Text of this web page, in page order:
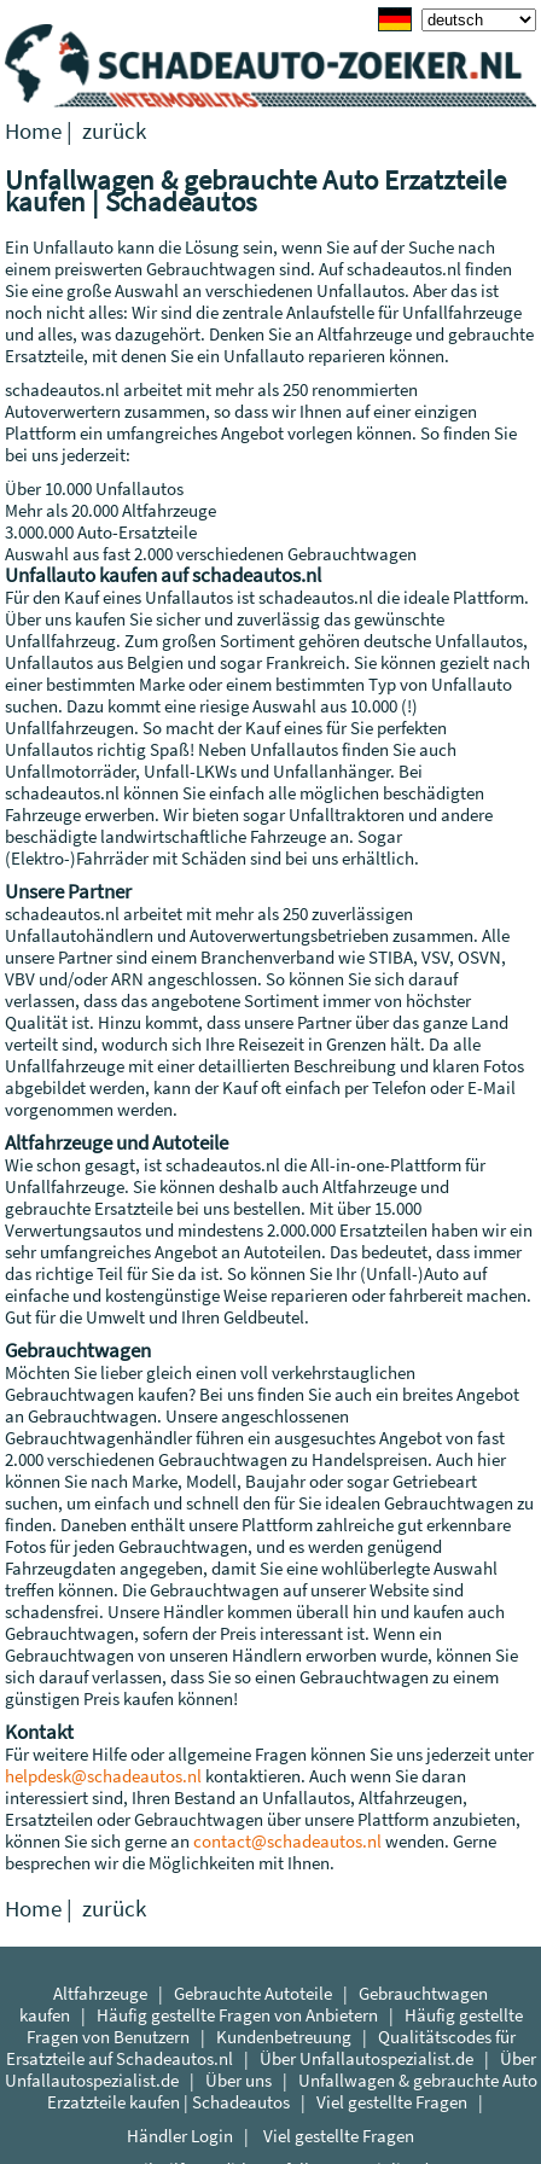
Home |zurück
Unfallwagen & gebrauchte Auto Erzatzteile
kaufen | Schadeautos
Ein Unfallauto kann die Lösung sein, wenn Sie auf der Suche nach
einem preiswerten Gebrauchtwagen sind. Auf schadeautos.nl finden
Sie eine große Auswahl an verschiedenen Unfallautos. Aber das ist
noch nicht alles: Wir sind die zentrale Anlaufstelle für Unfallfahrzeuge
und alles, was dazugehört. Denken Sie an Altfahrzeuge und gebrauchte
Ersatzteile, mit denen Sie ein Unfallauto reparieren können.
schadeautos.nl arbeitet mit mehr als 250 renommierten
Autoverwertern zusammen, so dass wir Ihnen auf einer einzigen
Plattform ein umfangreiches Angebot vorlegen können. So finden Sie
bei uns jederzeit:
Über 10.000 Unfallautos
Mehr als 20.000 Altfahrzeuge
3.000.000 Auto-Ersatzteile
Auswahl aus fast 2.000 verschiedenen Gebrauchtwagen
Unfallauto kaufen auf schadeautos.nl
Für den Kauf eines Unfallautos ist schadeautos.nl die ideale Plattform.
Über uns kaufen Sie sicher und zuverlässig das gewünschte
Unfallfahrzeug. Zum großen Sortiment gehören deutsche Unfallautos,
Unfallautos aus Belgien und sogar Frankreich. Sie können gezielt nach
einer bestimmten Marke oder einem bestimmten Typ von Unfallauto
suchen. Dazu kommt eine riesige Auswahl aus 10.000 (!)
Unfallfahrzeugen. So macht der Kauf eines für Sie perfekten
Unfallautos richtig Spaß! Neben Unfallautos finden Sie auch
Unfallmotorräder, Unfall-LKWs und Unfallanhänger. Bei
schadeautos.nl können Sie einfach alle möglichen beschädigten
Fahrzeuge erwerben. Wir bieten sogar Unfalltraktoren und andere
beschädigte landwirtschaftliche Fahrzeuge an. Sogar
(Elektro-)Fahrräder mit Schäden sind bei uns erhältlich.
Unsere Partner
schadeautos.nl arbeitet mit mehr als 250 zuverlässigen
Unfallautohändlern und Autoverwertungsbetrieben zusammen. Alle
unsere Partner sind einem Branchenverband wie STIBA, VSV, OSVN,
VBV und/oder ARN angeschlossen. So können Sie sich darauf
verlassen, dass das angebotene Sortiment immer von höchster
Qualität ist. Hinzu kommt, dass unsere Partner über das ganze Land
verteilt sind, wodurch sich Ihre Reisezeit in Grenzen hält. Da alle
Unfallfahrzeuge mit einer detaillierten Beschreibung und klaren Fotos
abgebildet werden, kann der Kauf oft einfach per Telefon oder E-Mail
vorgenommen werden.
Altfahrzeuge und Autoteile
Wie schon gesagt, ist schadeautos.nl die All-in-one-Plattform für
Unfallfahrzeuge. Sie können deshalb auch Altfahrzeuge und
gebrauchte Ersatzteile bei uns bestellen. Mit über 15.000
Verwertungsautos und mindestens 2.000.000 Ersatzteilen haben wir ein
sehr umfangreiches Angebot an Autoteilen. Das bedeutet, dass immer
das richtige Teil für Sie da ist. So können Sie Ihr (Unfall-)Auto auf
einfache und kostengünstige Weise reparieren oder fahrbereit machen.
Gut für die Umwelt und Ihren Geldbeutel.
Gebrauchtwagen
Möchten Sie lieber gleich einen voll verkehrstauglichen
Gebrauchtwagen kaufen? Bei uns finden Sie auch ein breites Angebot
an Gebrauchtwagen. Unsere angeschlossenen
Gebrauchtwagenhändler führen ein ausgesuchtes Angebot von fast
2.000 verschiedenen Gebrauchtwagen zu Handelspreisen. Auch hier
können Sie nach Marke, Modell, Baujahr oder sogar Getriebeart
suchen, um einfach und schnell den für Sie idealen Gebrauchtwagen zu
finden. Daneben enthält unsere Plattform zahlreiche gut erkennbare
Fotos für jeden Gebrauchtwagen, und es werden genügend
Fahrzeugdaten angegeben, damit Sie eine wohlüberlegte Auswahl
treffen können. Die Gebrauchtwagen auf unserer Website sind
schadensfrei. Unsere Händler kommen überall hin und kaufen auch
Gebrauchtwagen, sofern der Preis interessant ist. Wenn ein
Gebrauchtwagen von unseren Händlern erworben wurde, können Sie
sich darauf verlassen, dass Sie so einen Gebrauchtwagen zu einem
günstigen Preis kaufen können!
Kontakt
Für weitere Hilfe oder allgemeine Fragen können Sie uns jederzeit unter
helpdesk@schadeautos.nl kontaktieren. Auch wenn Sie daran
interessiert sind, Ihren Bestand an Unfallautos, Altfahrzeugen,
Ersatzteilen oder Gebrauchtwagen über unsere Plattform anzubieten,
können Sie sich gerne ancontact@schadeautos.nlwenden. Gerne
besprechen wir die Möglichkeiten mit Ihnen.
Home |zurück
Altfahrzeuge | Gebrauchte Autoteile | Gebrauchtwagen
kaufen | Häufig gestellte Fragen von Anbietern | Häufig gestellte
Fragen von Benutzern | Kundenbetreuung| Qualitätscodes für
Ersatzteile auf Schadeautos.nl| Über Unfallautospezialist.de| Über
Unfallautospezialist.de| Über uns| Unfallwagen & gebrauchte Auto
Erzatzteile kaufen | Schadeautos | Viel gestellte Fragen |
Händler Login | Viel gestellte Fragen